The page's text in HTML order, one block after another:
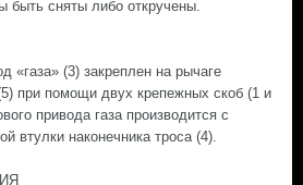
быть сняты либо откручены.
«газа» (3) закреплен на рычаге
при помощи двух крепежных скоб (1 и
привода газа производится с
втулки наконечника троса (4).